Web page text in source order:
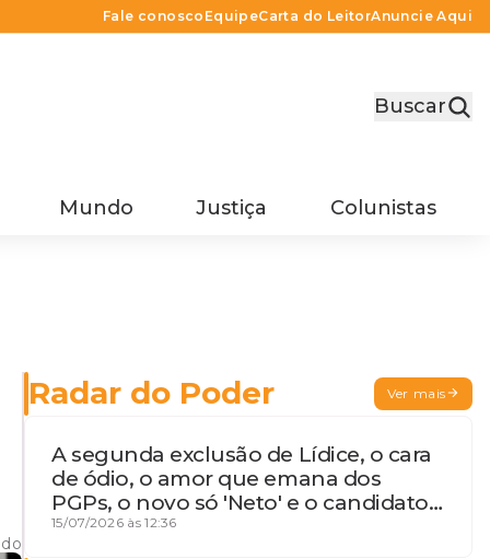
Fale conosco EquipeCarta do LeitorAnuncie Aqui
Buscar
Mundo Justiça Colunistas
Radar do Poder Ver mais
A segunda exclusão de Lídice, o cara
de ódio, o amor que emana dos
PGPs, o novo só 'Neto' e o candidato
que geme
15/07/2026 às 12:36